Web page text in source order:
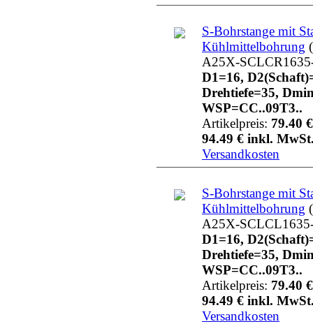
S-Bohrstange mit
Kühlmittelbohrung
A25X-
D1=16,
Drehtiefe=35,
WSP=CC..09T3..
Artikelpreis: 79.40
94.49 € inkl.
Versandkosten
S-Bohrstange mit
Kühlmittelbohrung
A25X-
D1=16,
Drehtiefe=35,
WSP=CC..09T3..
Artikelpreis: 79.40
94.49 € inkl.
Versandkosten